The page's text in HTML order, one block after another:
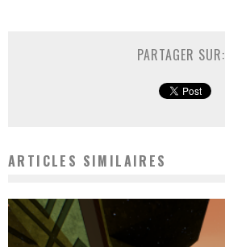
PARTAGER SUR:
ARTICLES SIMILAIRES